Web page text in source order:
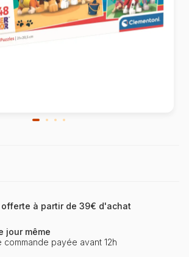
offerte à partir de 39€ d'achat
jour même
commande payée avant 12h